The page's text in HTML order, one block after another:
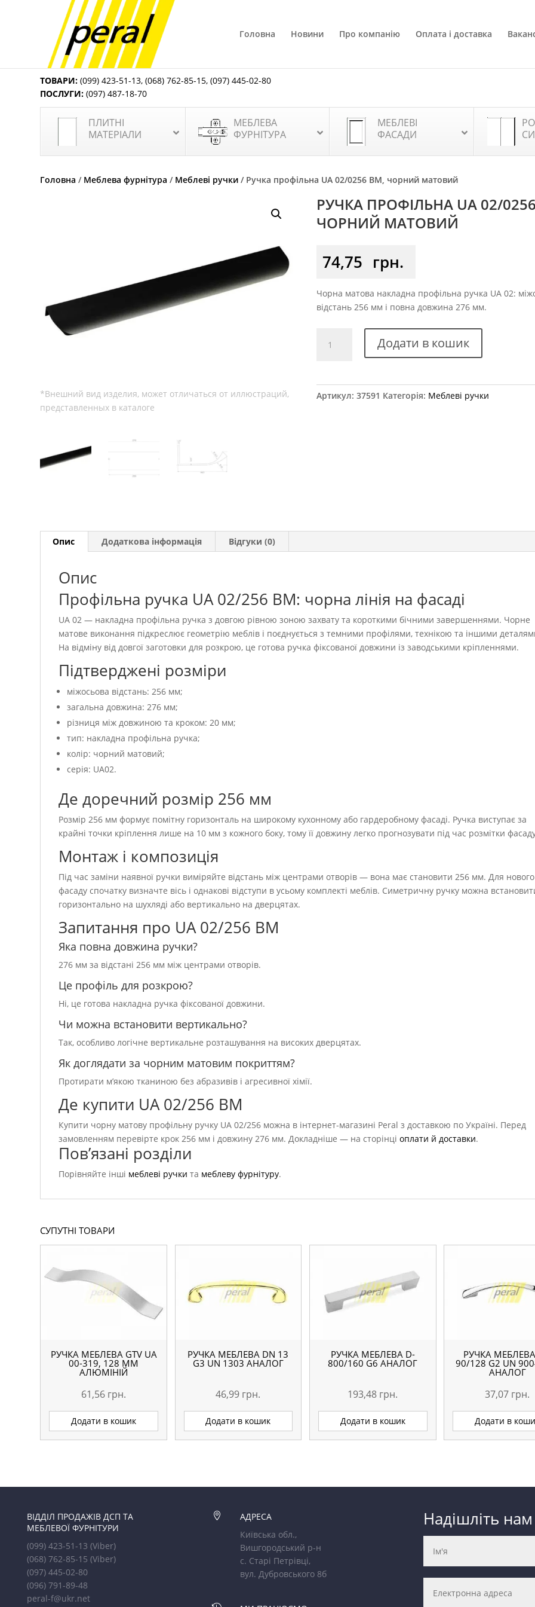
Головна Новини Про компанію Оплата і доставка
ТОВАРИ: (099) 423-51-13,(068) 762-85-15,(097) 445-02-80
ПОСЛУГИ: (097) 487-18-70
ПЛИТНІ
МАТЕРІАЛИ
МЕБЛЕВА
ФУРНІТУРА
МЕБЛЕВІ
ФАСАДИ
Головна / Меблева фурнітура / Меблеві ручки / Ручка профільна UA 02/0256 BM, чорний матовий
РУЧКА ПРОФІЛЬНА UA 02/
ЧОРНИЙ МАТОВИЙ
74,75 грн.
Чорна матова накладна профільна ручка UA 02:
відстань 256 мм і повна довжина 276 мм.
профільна
чорний
Додати в кошик
Артикул:37591 Категорія: Меблеві ручки
Опис Додаткова інформація Відгуки (0)
Опис
Профільна ручка UA 02/256 BM: чорна лінія на фасаді
UA 02 — накладна профільна ручка з довгою рівною зоною захвату та короткими бічними завершеннями. Чорне
матове виконання підкреслює геометрію меблів і поєднується з темними профілями, технікою та іншими
На відміну від довгої заготовки для розкрою, це готова ручка фіксованої довжини із заводськими кріпленнями.
Підтверджені розміри
міжосьова відстань: 256 мм;
загальна довжина: 276 мм;
різниця між довжиною та кроком: 20 мм;
тип: накладна профільна ручка;
колір: чорний матовий;
серія: UA02.
Де доречний розмір 256 мм
Розмір 256 мм формує помітну горизонталь на широкому кухонному або гардеробному фасаді. Ручка виступає за
крайні точки кріплення лише на 10 мм з кожного боку, тому її довжину легко прогнозувати під час розмітки
Монтаж і композиція
Під час заміни наявної ручки виміряйте відстань між центрами отворів — вона має становити 256 мм. Для нового
фасаду спочатку визначте вісь і однакові відступи в усьому комплекті меблів. Симетричну ручку можна
горизонтально на шухляді або вертикально на дверцятах.
Запитання про UA 02/256 BM
Яка повна довжина ручки?
276 мм за відстані 256 мм між центрами отворів.
Це профіль для розкрою?
Ні, це готова накладна ручка фіксованої довжини.
Чи можна встановити вертикально?
Так, особливо логічне вертикальне розташування на високих дверцятах.
Як доглядати за чорним матовим покриттям?
Протирати м’якою тканиною без абразивів і агресивної хімії.
Де купити UA 02/256 BM
Купити чорну матову профільну ручку UA 02/256 можна в інтернет-магазині Peral з доставкою по Україні. Перед
замовленням перевірте крок 256 мм і довжину 276 мм. Докладніше — на сторінціоплати й доставки.
Пов’язані розділи
Порівняйте інші меблеві ручки та меблеву фурнітуру.
СУПУТНІ ТОВАРИ
РУЧКА МЕБЛЕВА GTV UA
00-319, 128 ММ
АЛЮМІНІЙ
61,56 грн.
Додати в кошик
РУЧКА МЕБЛЕВА DN 13
G3 UN 1303 АНАЛОГ
46,99 грн.
Додати в кошик
РУЧКА МЕБЛЕВА D-
800/160 G6 АНАЛОГ
193,48 грн.
Додати в кошик
РУЧКА
90/128 G2 UN
АНАЛОГ
37,07 грн.
Додати в
ВІДДІЛ ПРОДАЖІВ ДСП ТА
МЕБЛЕВОЇ ФУРНІТУРИ
(099) 423-51-13(Viber)
(068) 762-85-15(Viber)
(097) 445-02-80
(096) 791-89-48
peral-f@ukr.net

АДРЕСА
Київська обл.,
Вишгородський р-н
с. Старі Петрівці,
вул. Дубровського 8б
Надішліть